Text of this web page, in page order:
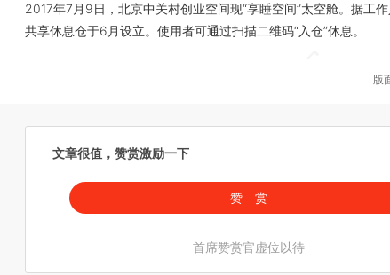
2017年7月9日，北京中关村创业空间现“享睡空间”太空舱。据工
共享休息仓于6月设立。使用者可通过扫描二维码“入仓”休息。
版
文章很值，赞赏激励一下
赞 赏
首席赞赏官虚位以待